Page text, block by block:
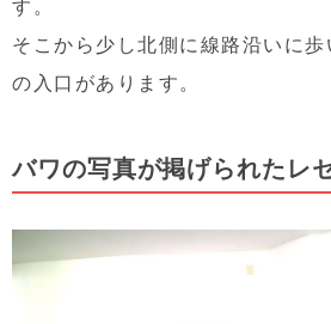
そこから少し北側に線路沿いに
の入口があります。
バワの写真が掲げられたレ